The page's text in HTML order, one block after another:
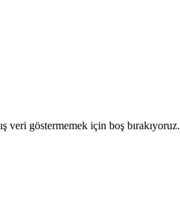
veri göstermemek için boş bırakıyoruz.